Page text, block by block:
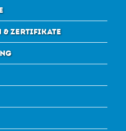
ZERTIFIKATE